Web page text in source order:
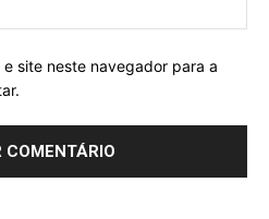
site neste navegador para a